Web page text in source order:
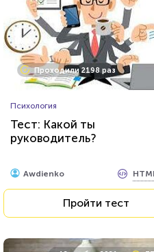
Проходили 2198 раз
Психология
Тест: Какой ты
руководитель?
Awdienko
Пройти тест